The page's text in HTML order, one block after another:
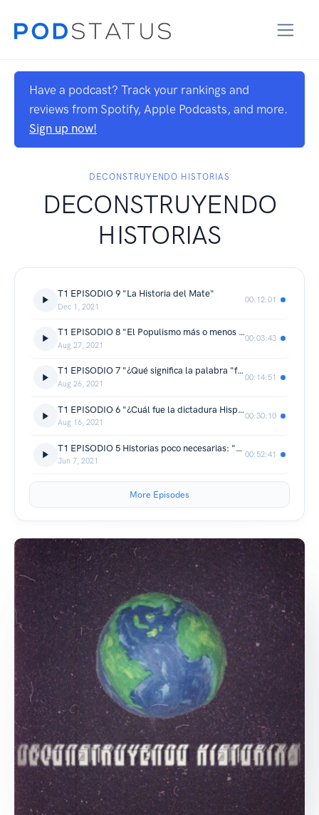
Have a podcast? Track your rankings and
reviews from Spotify, Apple Podcasts, and more.
Sign up now!
DECONSTRUYENDO HISTORIAS
DECONSTRUYENDO
HISTORIAS
T1 EPISODIO 9 "La Historia del Mate"
Dec 1, 2021
00:12:01
T1 EPISODIO 8 "El Populismo más o menos en 3 minutos"
Aug 27, 2021
00:03:43
T1 EPISODIO 7 "¿Qué significa la palabra "facho"?"
Aug 26, 2021
00:14:51
T1 EPISODIO 6 "¿Cuál fue la dictadura Hispanoamericana de derecha más larga?"
Aug 16, 2021
00:30:10
T1 EPISODIO 5 Historias poco necesarias: "Los Computadores"
Jun 7, 2021
00:52:41
More Episodes